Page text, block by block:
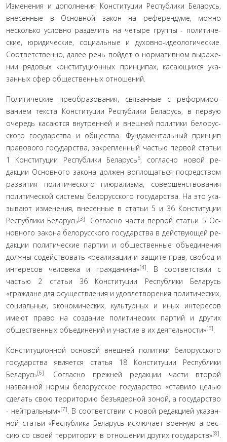
Изменения и дополнения Конституции Республики Бе­ларусь,
внесенные в Основной закон на референдуме, можно
несколько условно разделить на четыре группы - политиче­
ские, юридические, социальные и духовно-идеологические.
Соответственно, далее речь пойдет о нормативном выраже­
нии рядовых конституционных принципах, касающихся ука­
занных сфер общественных отношений.
Политические преобразования, связанные с реформиро­
ванием текста Конституции Республики Беларусь, в первую
очередь касаются внутренней и внешней политики белорус­
ского государства и общества. Фундаментальный принцип
правового государства, закрепленный частью первой статьи
1 Конституции Республики Беларусь5, согласно новой ре­
дакции Основного закона должен воплощаться посредством
развития политического плюрализма, совершенствования
политической системы белорусского государства. На это ука­
зывают изменения, внесенные в статьи 5 и 36 Конституции
Республики Беларусь[3]. Согласно части первой статьи 5 Ос­
новного закона белорусского государства в действующей ре­
дакции политические партии и общественные объединения
должны содействовать «реализации и защите прав, свобод и
интересов человека и гражданина»[4]. В соответствии с
частью 2 статьи 36 Конституции Республики Беларусь
«граждане для осуществления и удовлетворения политических,
соци­альных, экономических, культурных и иных интересов
име­ют право на создание политических партий и других
обще­ственных объединений и участие в их деятельности»[5].
Конституционной основой внешней политики бело­русского
государства является статья 18 Конституции Респу­блики
Беларусь[6]. Согласно прежней редакции части второй
названной нормы белорусское государство «ставило целью
сделать свою территорию безъядерной зоной, а государство
- нейтральным»[7]. В соответствии с новой редакцией указан­
ной статьи «Республика Беларусь исключает военную агрес­
сию со своей территории в отношении других государств»[8].